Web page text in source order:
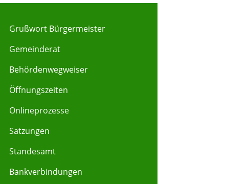
Grußwort Bürgermeister
Gemeinderat
Behördenwegweiser
Öffnungszeiten
Onlineprozesse
Satzungen
Standesamt
Bankverbindungen